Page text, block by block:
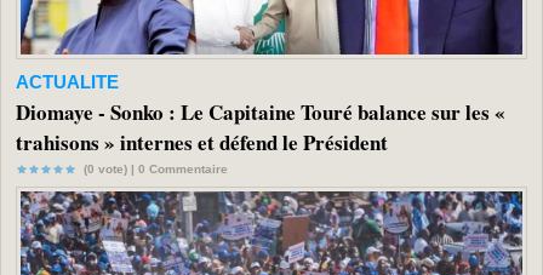
ACTUALITE
Diomaye - Sonko : Le Capitaine Touré balance sur les «
trahisons » internes et défend le Président
(0 vote) | 0 Commentaire